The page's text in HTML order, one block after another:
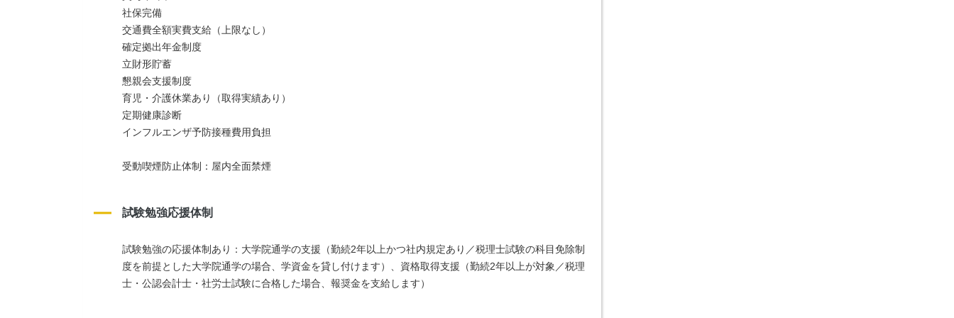
社保完備
交通費全額実費支給（上限なし）
確定拠出年金制度
立財形貯蓄
懇親会支援制度
育児・介護休業あり（取得実績あり）
定期健康診断
インフルエンザ予防接種費用負担
受動喫煙防止体制：屋内全面禁煙
試験勉強応援体制
試験勉強の応援体制あり：大学院通学の支援（勤続2年以上かつ社内規定あり／税理士試験の科目免除制
度を前提とした大学院通学の場合、学資金を貸し付けます）、資格取得支援（勤続2年以上が対象／税理
士・公認会計士・社労士試験に合格した場合、報奨金を支給します）